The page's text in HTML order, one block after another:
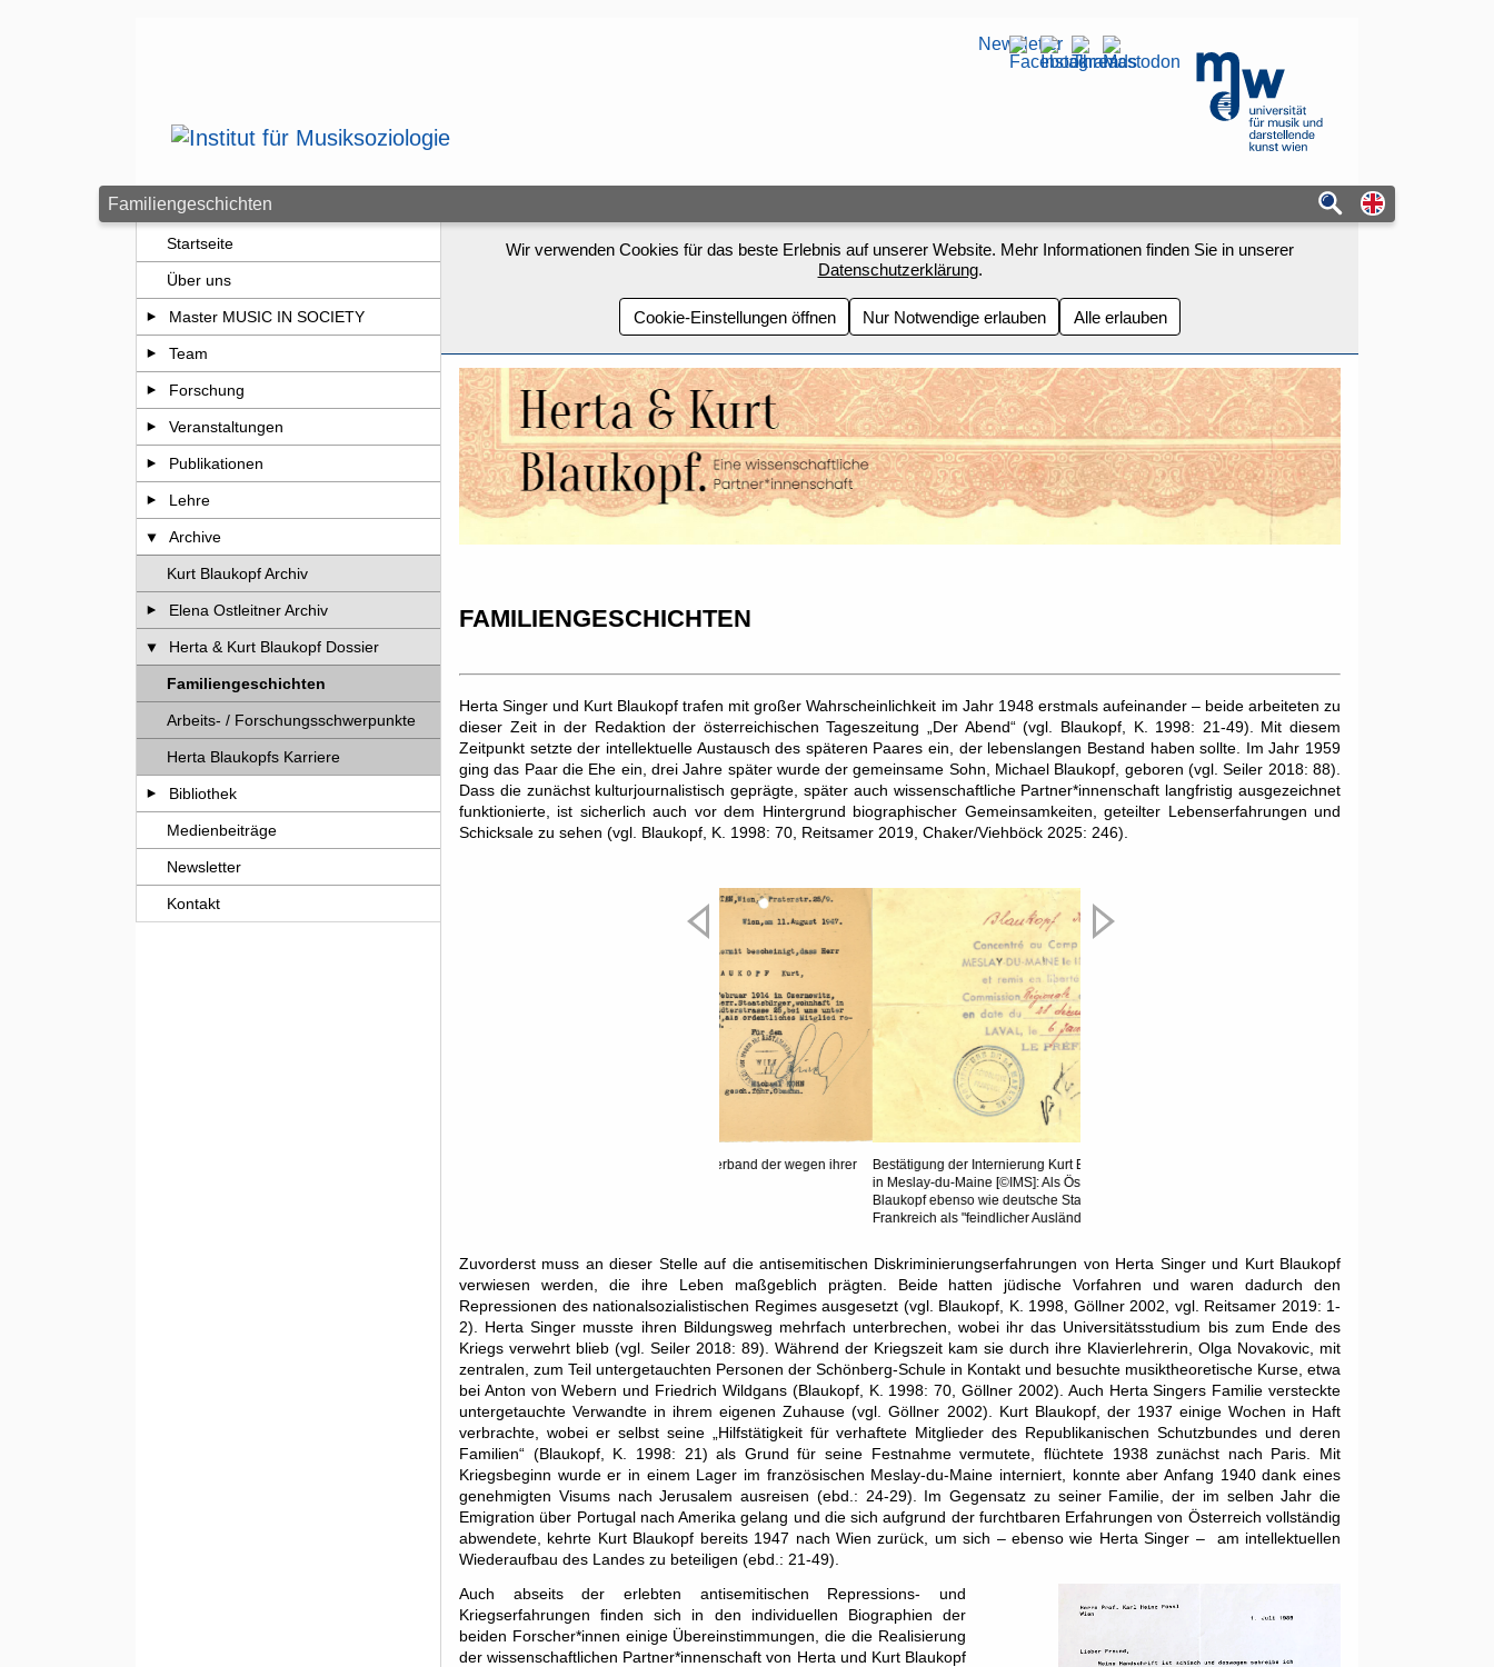
mdw - Homepage
Newsletter
Familiengeschichten Switch to
Startseite
Über uns
Master MUSIC IN SOCIETY
Team
Forschung
Veranstaltungen
Publikationen
Lehre
Archive
Kurt Blaukopf Archiv
Elena Ostleitner Archiv
Herta & Kurt Blaukopf Dossier
Familiengeschichten
Arbeits- / Forschungsschwerpunkte
Herta Blaukopfs Karriere
Bibliothek
Medienbeiträge
Newsletter
Kontakt
Wir verwenden Cookies für das beste Erlebnis auf unserer Website. Mehr Informationen finden Sie in unserer
Datenschutzerklärung.
Cookie-Einstellungen öffnen Nur Notwendige erlauben Alle erlauben
FAMILIENGESCHICHTEN
Herta Singer und Kurt Blaukopf trafen mit großer Wahrscheinlichkeit im Jahr 1948 erstmals aufeinander – beide arbeiteten zu
dieser Zeit in der Redaktion der österreichischen Tageszeitung „Der Abend“ (vgl. Blaukopf, K. 1998: 21-49). Mit diesem
Zeitpunkt setzte der intellektuelle Austausch des späteren Paares ein, der lebenslangen Bestand haben sollte. Im Jahr 1959
ging das Paar die Ehe ein, drei Jahre später wurde der gemeinsame Sohn, Michael Blaukopf, geboren (vgl. Seiler 2018: 88).
Dass die zunächst kulturjournalistisch geprägte, später auch wissenschaftliche Partner*innenschaft langfristig ausgezeichnet
funktionierte, ist sicherlich auch vor dem Hintergrund biographischer Gemeinsamkeiten, geteilter Lebenserfahrungen und
Schicksale zu sehen (vgl. Blaukopf, K. 1998: 70, Reitsamer 2019, Chaker/Viehböck 2025: 246).
Vorheriges
Bestätigung der Internierung Kurt Blaukopfs im Lager No. 4
in Meslay-du-Maine [©IMS]: Als Österreicher wurde
Blaukopf ebenso wie deutsche Staatsangehörige von
Frankreich als "feindlicher Ausländer" eingestuft.
Zuvorderst muss an dieser Stelle auf die antisemitischen Diskriminierungserfahrungen von Herta Singer und Kurt Blaukopf
verwiesen werden, die ihre Leben maßgeblich prägten. Beide hatten jüdische Vorfahren und waren dadurch den
Repressionen des nationalsozialistischen Regimes ausgesetzt (vgl. Blaukopf, K. 1998, Göllner 2002, vgl. Reitsamer 2019: 1-
2). Herta Singer musste ihren Bildungsweg mehrfach unterbrechen, wobei ihr das Universitätsstudium bis zum Ende des
Kriegs verwehrt blieb (vgl. Seiler 2018: 89). Während der Kriegszeit kam sie durch ihre Klavierlehrerin, Olga Novakovic, mit
zentralen, zum Teil untergetauchten Personen der Schönberg-Schule in Kontakt und besuchte musiktheoretische Kurse, etwa
bei Anton von Webern und Friedrich Wildgans (Blaukopf, K. 1998: 70, Göllner 2002). Auch Herta Singers Familie versteckte
untergetauchte Verwandte in ihrem eigenen Zuhause (vgl. Göllner 2002). Kurt Blaukopf, der 1937 einige Wochen in Haft
verbrachte, wobei er selbst seine „Hilfstätigkeit für verhaftete Mitglieder des Republikanischen Schutzbundes und deren
Familien“ (Blaukopf, K. 1998: 21) als Grund für seine Festnahme vermutete, flüchtete 1938 zunächst nach Paris. Mit
Kriegsbeginn wurde er in einem Lager im französischen Meslay-du-Maine interniert, konnte aber Anfang 1940 dank eines
genehmigten Visums nach Jerusalem ausreisen (ebd.: 24-29). Im Gegensatz zu seiner Familie, der im selben Jahr die
Emigration über Portugal nach Amerika gelang und die sich aufgrund der furchtbaren Erfahrungen von Österreich vollständig
abwendete, kehrte Kurt Blaukopf bereits 1947 nach Wien zurück, um sich – ebenso wie Herta Singer – am intellektuellen
Wiederaufbau des Landes zu beteiligen (ebd.: 21-49).
Auch abseits der erlebten antisemitischen Repressions- und
Kriegserfahrungen finden sich in den individuellen Biographien der
beiden Forscher*innen einige Übereinstimmungen, die die Realisierung
der wissenschaftlichen Partner*innenschaft von Herta und Kurt Blaukopf